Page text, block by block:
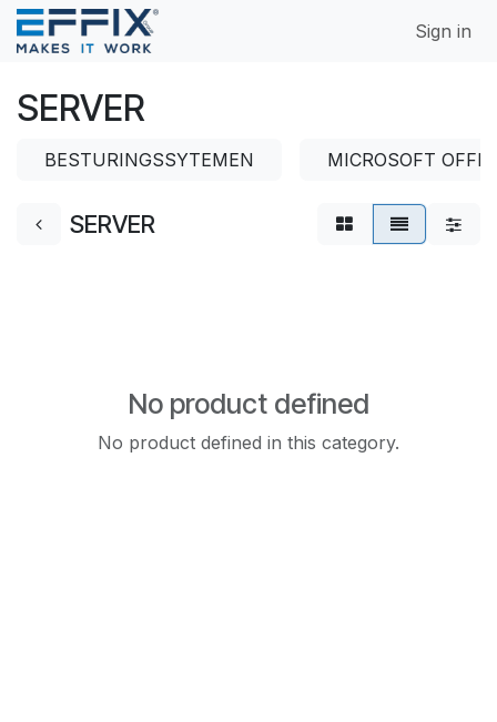
Skip to Content
Sign in
SERVER
BESTURINGSSYTEMEN MICROSOFT
SERVER
No product defined
No product defined in this category.